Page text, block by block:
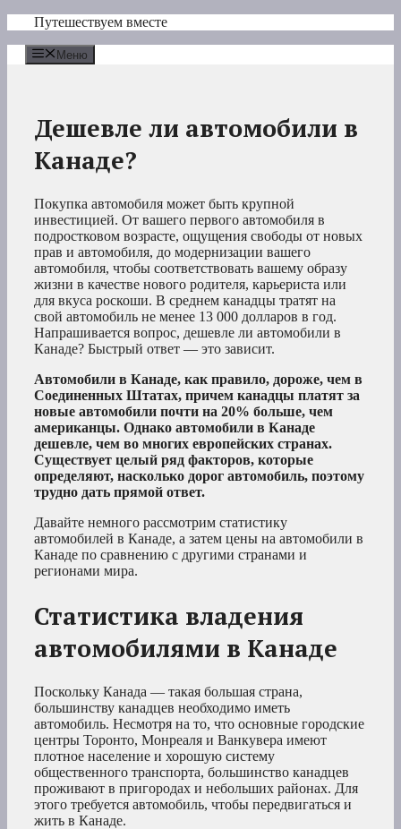
Перейти
содержимому
Путешествуем вместе
Меню
Дешевле ли автомобили в
Канаде?
Покупка автомобиля может быть крупной
инвестицией. От вашего первого автомобиля в
подростковом возрасте, ощущения свободы от новых
прав и автомобиля, до модернизации вашего
автомобиля, чтобы соответствовать вашему образу
жизни в качестве нового родителя, карьериста или
для вкуса роскоши. В среднем канадцы тратят на
свой автомобиль не менее 13 000 долларов в год.
Напрашивается вопрос, дешевле ли автомобили в
Канаде? Быстрый ответ — это зависит.
Автомобили в Канаде, как правило, дороже, чем в
Соединенных Штатах, причем канадцы платят за
новые автомобили почти на 20% больше, чем
американцы. Однако автомобили в Канаде
дешевле, чем во многих европейских странах.
Существует целый ряд факторов, которые
определяют, насколько дорог автомобиль, поэтому
трудно дать прямой ответ.
Давайте немного рассмотрим статистику
автомобилей в Канаде, а затем цены на автомобили в
Канаде по сравнению с другими странами и
регионами мира.
Статистика владения
автомобилями в Канаде
Поскольку Канада — такая большая страна,
большинству канадцев необходимо иметь
автомобиль. Несмотря на то, что основные городские
центры Торонто, Монреаля и Ванкувера имеют
плотное население и хорошую систему
общественного транспорта, большинство канадцев
проживают в пригородах и небольших районах. Для
этого требуется автомобиль, чтобы передвигаться и
жить в Канаде.